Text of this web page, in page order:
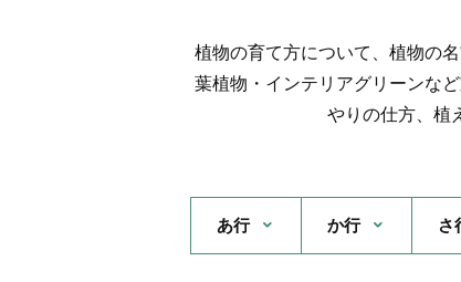
植物の育て方について、植物の
葉植物・インテリアグリーンな
やりの仕方、植
あ行 か行 さ